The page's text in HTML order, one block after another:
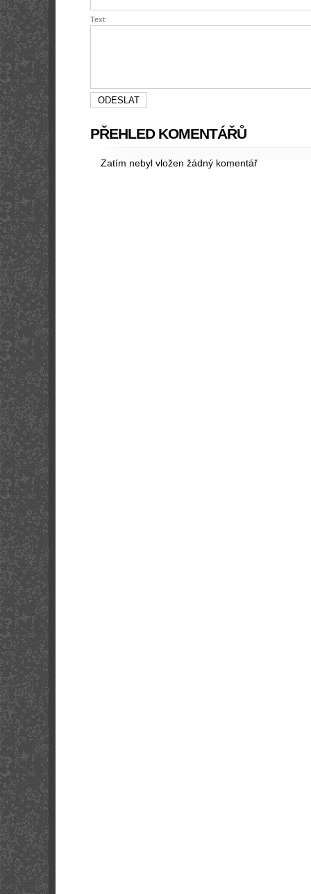
Text:
PŘEHLED KOMENTÁŘŮ
Zatím nebyl vložen žádný komentář